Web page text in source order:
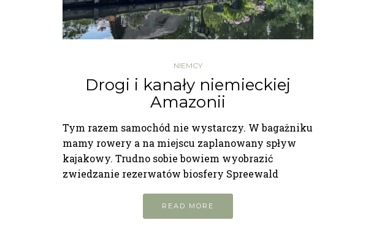
NIEMCY
Drogi i kanały niemieckiej
Amazonii
Tym razem samochód nie wystarczy. W bagażniku
mamy rowery a na miejscu zaplanowany spływ
kajakowy. Trudno sobie bowiem wyobrazić
zwiedzanie rezerwatów biosfery Spreewald
READ MORE